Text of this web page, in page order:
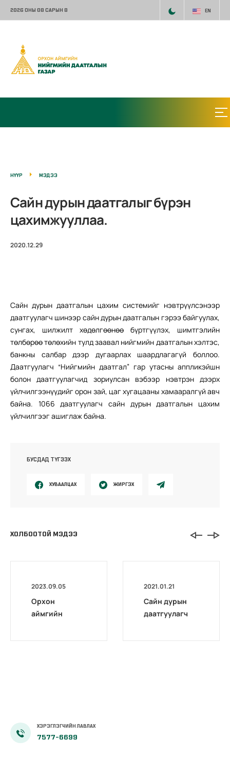
2026 ОНЫ 08 САРЫН 8 EN
НҮҮР МЭДЭЭ
Сайн дурын даатгалыг бүрэн
цахимжууллаа.
2020.12.29
Сайн дурын даатгалын цахим системийг нэвтрүүлсэнээр
даатгуулагч шинээр сайн дурын даатгалын гэрээ байгуулах,
сунгах, шилжилт хөдөлгөөнөө бүртгүүлэх, шимтгэлийн
төлбөрөө төлөхийн тулд заавал нийгмийн даатгалын хэлтэс,
банкны салбар дээр дугаарлах шаардлагагүй боллоо.
Даатгуулагч “Нийгмийн даатгал” гар утасны аппликэйшн
болон даатгуулагчид зориулсан вэбээр нэвтрэн дээрх
үйлчилгээнүүдийг орон зай, цаг хугацааны хамааралгүй авч
байна. 1066 даатгуулагч сайн дурын даатгалын цахим
үйлчилгээг ашиглаж байна.
БУСДАД ТҮГЭЭХ
ХУВААЛЦАХ ЖИРГЭХ
ХОЛБООТОЙ МЭДЭЭ
2023.09.05
Орхон
аймгийн
2021.01.21
Сайн дурын
даатгуулагч
ХЭРЭГЛЭГЧИЙН ЛАВЛАХ
7577-6699